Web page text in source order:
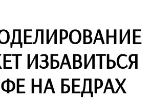
ИЗБАВИТЬСЯ
НА БЕДРАХ